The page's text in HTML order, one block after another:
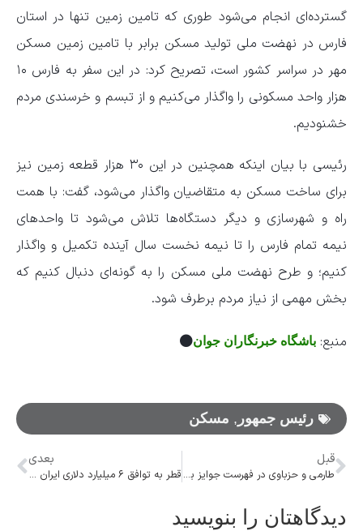
گسترده‌ای انجام می‌شود طوری که تامین زمین تنها در استان
فارس در نهضت ملی تولید مسکن برابر با تامین زمین مسکن
مهر در سراسر کشور است، تصریح کرد: در این سفر به فارس ۱۰
هزار واحد مسکونی را واگذار می‌کنیم و از تبسم و خرسندی مردم
خشنودیم.
رئیسی با بیان اینکه همچنین در این ۳۰ هزار قطعه زمین نیز
برای ساخت مسکن به متقاضیان واگذار می‌شود، گفت: با همت
راه و شهرسازی و دیگر دستگاه‌ها تلاش می‌شود تا واحد‌های
نیمه تمام فارس را تا نیمه نخست سال آینده تکمیل و واگذار
کنیم؛ و طرح نهضت ملی مسکن را به گونه‌ای دنبال کنیم که
بخش مهمی از نیاز مردم برطرف شود.
منبع: باشگاه خبرنگاران جوان
رئیس جمهور , مسکن
قبل
طارمی و حزباوی در فهرست جوایز بهترین‌های ۲۰۲۲ آسیا
بعدی
قطر به توافق ۶ میلیارد دلاری ایران و آمریکا متعهد است
دیدگاهتان را بنویسید